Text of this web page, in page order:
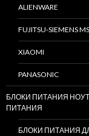
ALIENWARE
FUJITSU-SIEMENS
XIAOMI
PANASONIC
БЛОКИ ПИТАНИЯ
ПИТАНИЯ
БЛОКИ ПИТАНИЯ